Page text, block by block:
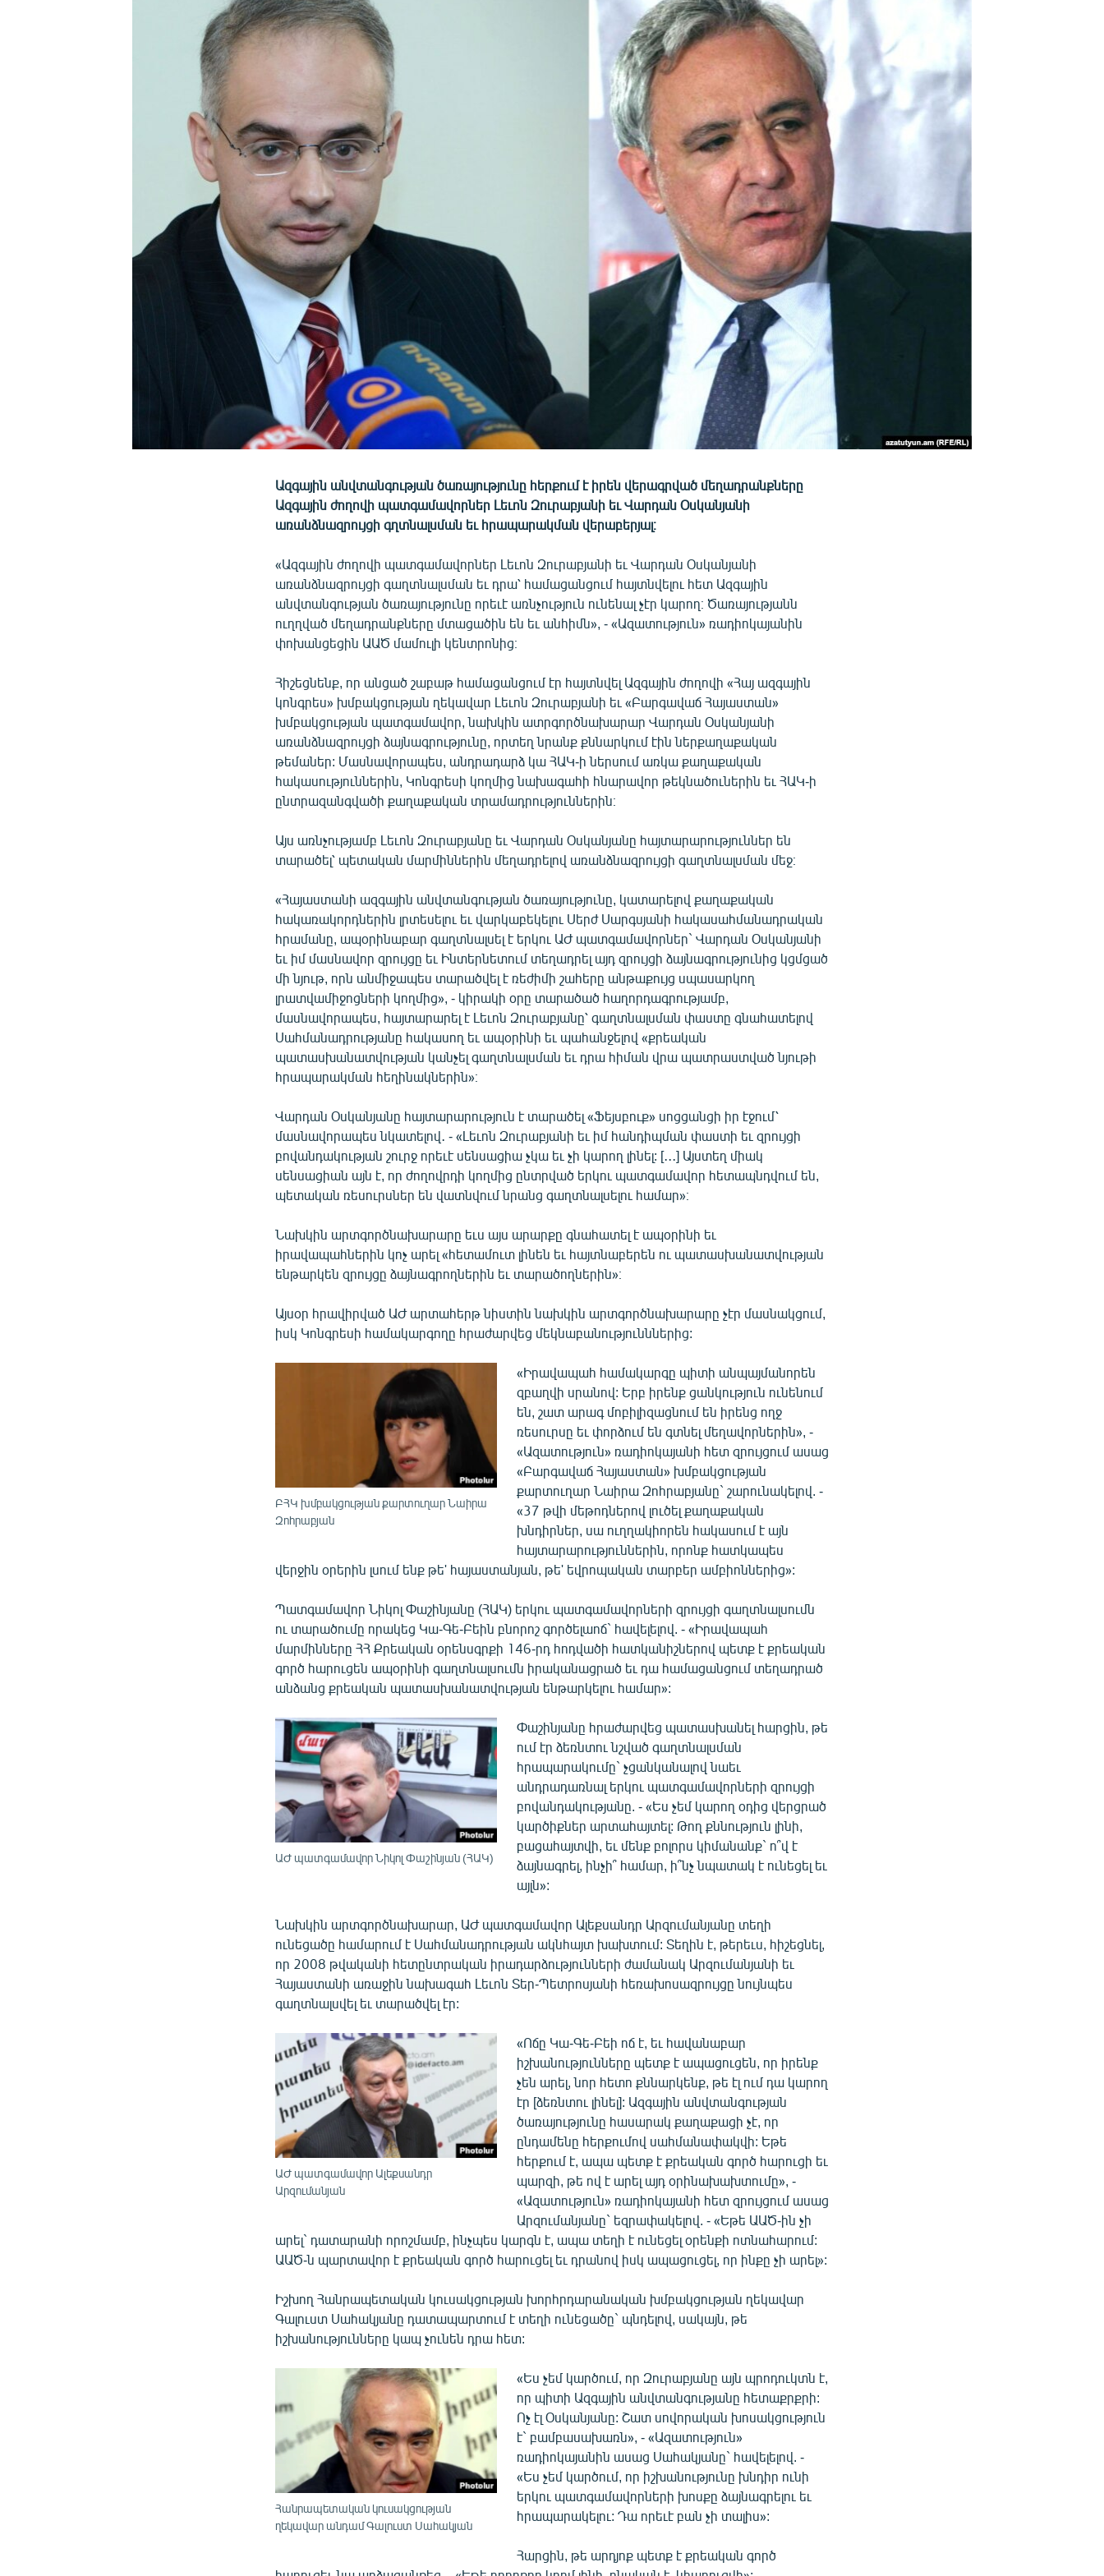
Ազգային անվտանգության ծառայությունը հերքում է իրեն վերագրված մեղադրանքները
Ազգային ժողովի պատգամավորներ Լեւոն Զուրաբյանի եւ Վարդան Օսկանյանի
առանձնազրույցի գղտնալսման եւ հրապարակման վերաբերյալ։
«Ազգային ժողովի պատգամավորներ Լեւոն Զուրաբյանի եւ Վարդան Օսկանյանի
առանձնազրույցի գաղտնալսման եւ դրա՝ համացանցում հայտնվելու հետ Ազգային
անվտանգության ծառայությունը որեւէ առնչություն ունենալ չէր կարող։ Ծառայությանն
ուղղված մեղադրանքները մտացածին են եւ անհիմն», - «Ազատություն» ռադիոկայանին
փոխանցեցին ԱԱԾ մամուլի կենտրոնից։
Հիշեցնենք, որ անցած շաբաթ համացանցում էր հայտնվել Ազգային ժողովի «Հայ ազգային
կոնգրես» խմբակցության ղեկավար Լեւոն Զուրաբյանի եւ «Բարգավաճ Հայաստան»
խմբակցության պատգամավոր, նախկին ատրգործնախարար Վարդան Օսկանյանի
առանձնազրույցի ձայնագրությունը, որտեղ նրանք քննարկում էին ներքաղաքական
թեմաներ: Մասնավորապես, անդրադարձ կա ՀԱԿ-ի ներսում առկա քաղաքական
հակասություններին, Կոնգրեսի կողմից նախագահի հնարավոր թեկնածուներին եւ ՀԱԿ-ի
ընտրազանգվածի քաղաքական տրամադրություններին։
Այս առնչությամբ Լեւոն Զուրաբյանը եւ Վարդան Օսկանյանը հայտարարություններ են
տարածել՝ պետական մարմիններին մեղադրելով առանձնազրույցի գաղտնալսման մեջ։
«Հայաստանի ազգային անվտանգության ծառայությունը, կատարելով քաղաքական
հակառակորդներին լրտեսելու եւ վարկաբեկելու Սերժ Սարգսյանի հակասահմանադրական
հրամանը, ապօրինաբար գաղտնալսել է երկու ԱԺ պատգամավորներ` Վարդան Օսկանյանի
եւ իմ մասնավոր զրույցը եւ Ինտերնետում տեղադրել այդ զրույցի ձայնագրությունից կցմցած
մի նյութ, որն անմիջապես տարածվել է ռեժիմի շահերը անթաքույց սպասարկող
լրատվամիջոցների կողմից», - կիրակի օրը տարածած հաղորդագրությամբ,
մասնավորապես, հայտարարել է Լեւոն Զուրաբյանը՝ գաղտնալսման փաստը գնահատելով
Սահմանադրությանը հակասող եւ ապօրինի եւ պահանջելով «քրեական
պատասխանատվության կանչել գաղտնալսման եւ դրա հիման վրա պատրաստված նյութի
հրապարակման հեղինակներին»։
Վարդան Օսկանյանը հայտարարություն է տարածել «Ֆեյսբուք» սոցցանցի իր էջում՝
մասնավորապես նկատելով․ - «Լեւոն Զուրաբյանի եւ իմ հանդիպման փաստի եւ զրույցի
բովանդակության շուրջ որեւէ սենսացիա չկա եւ չի կարող լինել: [․․․] Այստեղ միակ
սենսացիան այն է, որ ժողովրդի կողմից ընտրված երկու պատգամավոր հետապնդվում են,
պետական ռեսուրսներ են վատնվում նրանց գաղտնալսելու համար»։
Նախկին արտգործնախարարը եւս այս արարքը գնահատել է ապօրինի եւ
իրավապահներին կոչ արել «հետամուտ լինեն եւ հայտնաբերեն ու պատասխանատվության
ենթարկեն զրույցը ձայնագրողներին եւ տարածողներին»։
Այսօր հրավիրված ԱԺ արտահերթ նիստին նախկին արտգործնախարարը չէր մասնակցում,
իսկ Կոնգրեսի համակարգողը հրաժարվեց մեկնաբանությունններից:
ԲՀԿ խմբակցության քարտուղար Նաիրա
Զոհրաբյան
«Իրավապահ համակարգը պիտի անպայմանորեն
զբաղվի սրանով: Երբ իրենք ցանկություն ունենում
են, շատ արագ մոբիլիզացնում են իրենց ողջ
ռեսուրսը եւ փորձում են գտնել մեղավորներին», -
«Ազատություն» ռադիոկայանի հետ զրույցում ասաց
«Բարգավաճ Հայաստան» խմբակցության
քարտուղար Նաիրա Զոհրաբյանը` շարունակելով. -
«37 թվի մեթոդներով լուծել քաղաքական
խնդիրներ, սա ուղղակիորեն հակասում է այն
հայտարարություններին, որոնք հատկապես
վերջին օրերին լսում ենք թե' հայաստանյան, թե' եվրոպական տարբեր ամբիոններից»:
Պատգամավոր Նիկոլ Փաշինյանը (ՀԱԿ) երկու պատգամավորների զրույցի գաղտնալսումն
ու տարածումը որակեց Կա-Գե-Բեին բնորոշ գործելաոճ` հավելելով. - «Իրավապահ
մարմինները ՀՀ Քրեական օրենսգրքի 146-րդ հոդվածի հատկանիշներով պետք է քրեական
գործ հարուցեն ապօրինի գաղտնալսումն իրականացրած եւ դա համացանցում տեղադրած
անձանց քրեական պատասխանատվության ենթարկելու համար»:
ԱԺ պատգամավոր Նիկոլ Փաշինյան (ՀԱԿ)
Փաշինյանը հրաժարվեց պատասխանել հարցին, թե
ում էր ձեռնտու նշված գաղտնալսման
հրապարակումը` չցանկանալով նաեւ
անդրադառնալ երկու պատգամավորների զրույցի
բովանդակությանը. - «Ես չեմ կարող օդից վերցրած
կարծիքներ արտահայտել: Թող քննություն լինի,
բացահայտվի, եւ մենք բոլորս կիմանանք` ո՞վ է
ձայնագրել, ինչի՞ համար, ի՞նչ նպատակ է ունեցել եւ
այլն»:
Նախկին արտգործնախարար, ԱԺ պատգամավոր Ալեքսանդր Արզումանյանը տեղի
ունեցածը համարում է Սահմանադրության ակնհայտ խախտում: Տեղին է, թերեւս, հիշեցնել,
որ 2008 թվականի հետընտրական իրադարձությունների ժամանակ Արզումանյանի եւ
Հայաստանի առաջին նախագահ Լեւոն Տեր-Պետրոսյանի հեռախոսազրույցը նույնպես
գաղտնալսվել եւ տարածվել էր:
ԱԺ պատգամավոր Ալեքսանդր
Արզումանյան
«Ոճը Կա-Գե-Բեի ոճ է, եւ հավանաբար
իշխանությունները պետք է ապացուցեն, որ իրենք
չեն արել, նոր հետո քննարկենք, թե էլ ում դա կարող
էր [ձեռնտու լինել]: Ազգային անվտանգության
ծառայությունը հասարակ քաղաքացի չէ, որ
ընդամենը հերքումով սահմանափակվի: Եթե
հերքում է, ապա պետք է քրեական գործ հարուցի եւ
պարզի, թե ով է արել այդ օրինախախտումը», -
«Ազատություն» ռադիոկայանի հետ զրույցում ասաց
Արզումանյանը` եզրափակելով. - «Եթե ԱԱԾ-ին չի
արել` դատարանի որոշմամբ, ինչպես կարգն է, ապա տեղի է ունեցել օրենքի ոտնահարում:
ԱԱԾ-ն պարտավոր է քրեական գործ հարուցել եւ դրանով իսկ ապացուցել, որ ինքը չի արել»:
Իշխող Հանրապետական կուսակցության խորհրդարանական խմբակցության ղեկավար
Գալուստ Սահակյանը դատապարտում է տեղի ունեցածը` պնդելով, սակայն, թե
իշխանությունները կապ չունեն դրա հետ:
Հանրապետական կուսակցության
ղեկավար անդամ Գալուստ Սահակյան
«Ես չեմ կարծում, որ Զուրաբյանը այն պրոդուկտն է,
որ պիտի Ազգային անվտանգությանը հետաքրքրի:
Ոչ էլ Օսկանյանը: Շատ սովորական խոսակցություն
է` բամբասախառն», - «Ազատություն»
ռադիոկայանին ասաց Սահակյանը` հավելելով. -
«Ես չեմ կարծում, որ իշխանությունը խնդիր ունի
երկու պատգամավորների խոսքը ձայնագրելու եւ
հրապարակելու: Դա որեւէ բան չի տալիս»:
Հարցին, թե արդյոք պետք է քրեական գործ